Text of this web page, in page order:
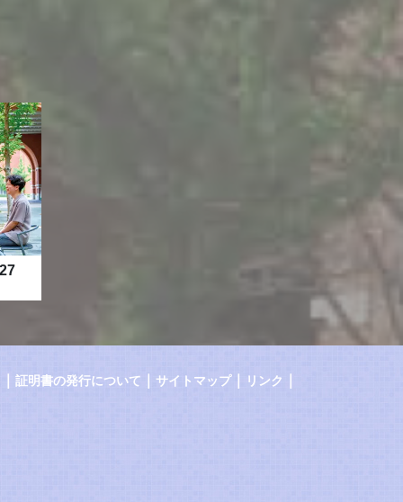
証明書の発行について サイトマップ｜ リンク